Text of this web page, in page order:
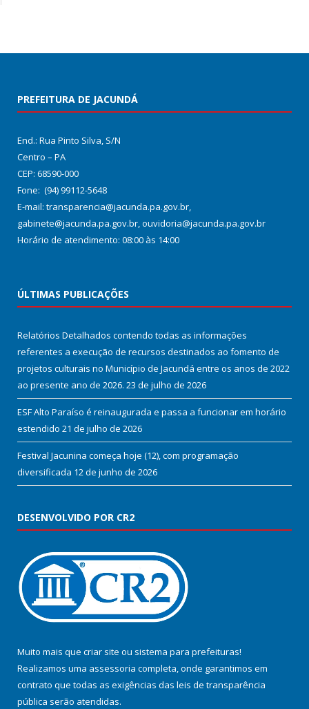
PREFEITURA DE JACUNDÁ
End.: Rua Pinto Silva, S/N
Centro – PA
CEP: 68590-000
Fone: (94) 99112-5648
E-mail: transparencia@jacunda.pa.gov.br,
gabinete@jacunda.pa.gov.br, ouvidoria@jacunda.pa.gov.br
Horário de atendimento: 08:00 às 14:00
ÚLTIMAS PUBLICAÇÕES
Relatórios Detalhados contendo todas as informações
referentes a execução de recursos destinados ao fomento de
projetos culturais no Município de Jacundá entre os anos de 2022
ao presente ano de 2026. 23 de julho de 2026
ESF Alto Paraíso é reinaugurada e passa a funcionar em horário
estendido 21 de julho de 2026
Festival Jacunina começa hoje (12), com programação
diversificada 12 de junho de 2026
DESENVOLVIDO POR CR2
Muito mais que criar site ou sistema para prefeituras!
Realizamos uma assessoria completa, onde garantimos em
contrato que todas as exigências das leis de transparência
pública serão atendidas.